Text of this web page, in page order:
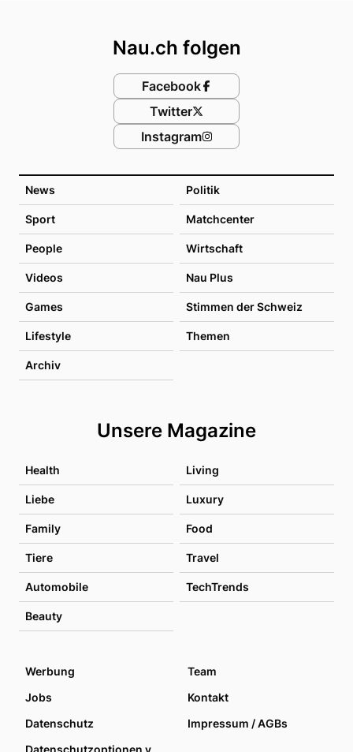
News Politik
Sport Matchcenter
People Wirtschaft
Videos Nau Plus
Games Stimmen der Schweiz
Lifestyle Themen
Archiv
Unsere Magazine
Health Living
Liebe Luxury
Family Food
Tiere Travel
Automobile TechTrends
Beauty
Nau.ch folgen
Facebook
Twitter
Instagram
Werbung
Team
Jobs
Kontakt
Datenschutz
Impressum / AGBs